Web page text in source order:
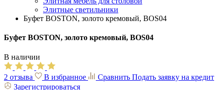
Элитные светильники
Буфет BOSTON, золото кремовый, BOS04
Буфет BOSTON, золото кремовый, BOS04
В наличии
2 отзыва В избранное Сравнить Подать заявку на кредит
Зарегистрироваться